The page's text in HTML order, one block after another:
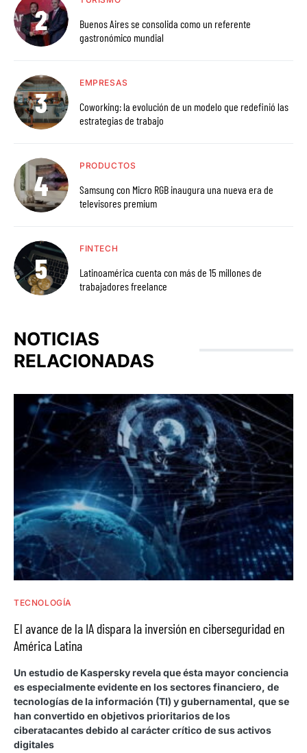
Buenos Aires se consolida como un referente
gastronómico mundial
EMPRESAS
Coworking: la evolución de un modelo que redefinió las
estrategias de trabajo
PRODUCTOS
Samsung con Micro RGB inaugura una nueva era de
televisores premium
FINTECH
Latinoamérica cuenta con más de 15 millones de
trabajadores freelance
NOTICIAS
RELACIONADAS
TECNOLOGÍA
El avance de la IA dispara la inversión en ciberseguridad en
América Latina
Un estudio de Kaspersky revela que ésta mayor conciencia
es especialmente evidente en los sectores financiero, de
tecnologías de la información (TI) y gubernamental, que se
han convertido en objetivos prioritarios de los
ciberatacantes debido al carácter crítico de sus activos
digitales